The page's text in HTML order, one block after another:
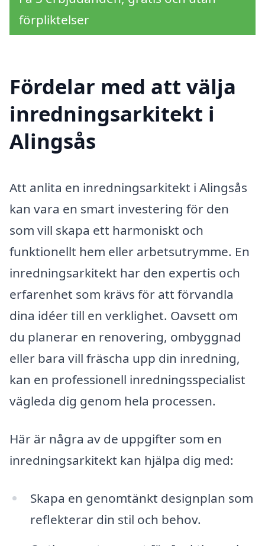
förpliktelser
Fördelar med att välja
inredningsarkitekt i
Alingsås
Att anlita en inredningsarkitekt i Alingsås
kan vara en smart investering för den
som vill skapa ett harmoniskt och
funktionellt hem eller arbetsutrymme. En
inredningsarkitekt har den expertis och
erfarenhet som krävs för att förvandla
dina idéer till en verklighet. Oavsett om
du planerar en renovering, ombyggnad
eller bara vill fräscha upp din inredning,
kan en professionell inredningsspecialist
vägleda dig genom hela processen.
Här är några av de uppgifter som en
inredningsarkitekt kan hjälpa dig med:
Skapa en genomtänkt designplan som
reflekterar din stil och behov.